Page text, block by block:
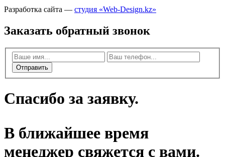
Разработка сайта — студия «Web-Design.kz»
Заказать обратный звонок
Отправить
Спасибо за заявку.
В ближайшее время
менеджер свяжется с вами.